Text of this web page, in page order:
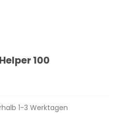
100
1-3 Werktagen